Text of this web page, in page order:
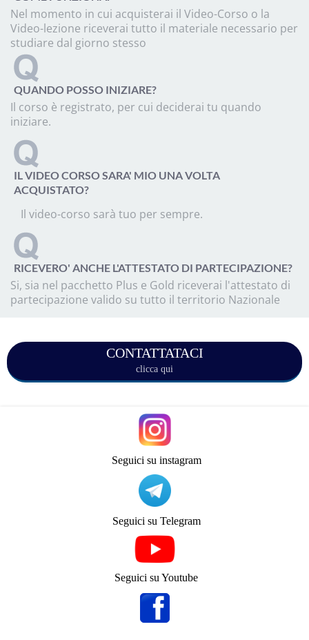
Nel momento in cui acquisterai il Video-Corso o la
Video-lezione riceverai tutto il materiale necessario per
studiare dal giorno stesso
QUANDO POSSO INIZIARE?
Il corso è registrato, per cui deciderai tu quando
iniziare.
IL VIDEO CORSO SARA' MIO UNA VOLTA
ACQUISTATO?
Il video-corso sarà tuo per sempre.
RICEVERO' ANCHE L'ATTESTATO DI PARTECIPAZIONE?
Si, sia nel pacchetto Plus e Gold riceverai l'attestato di
partecipazione valido su tutto il territorio Nazionale
CONTATTATACI
clicca qui
Seguici su instagram
Seguici su Telegram
Seguici su Youtube